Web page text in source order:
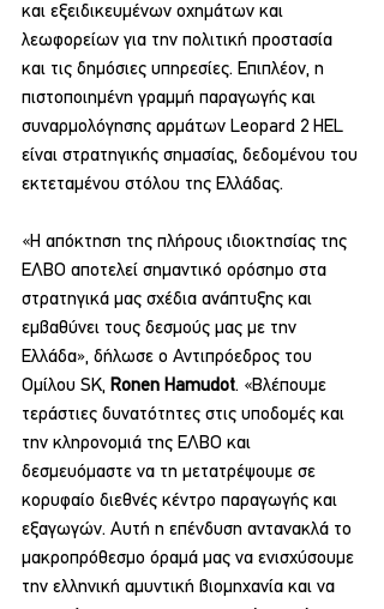
και εξειδικευμένων οχημάτων και
λεωφορείων για την πολιτική προστασία
και τις δημόσιες υπηρεσίες. Επιπλέον, η
πιστοποιημένη γραμμή παραγωγής και
συναρμολόγησης αρμάτων Leopard 2 HEL
είναι στρατηγικής σημασίας, δεδομένου του
εκτεταμένου στόλου της Ελλάδας.
«Η απόκτηση της πλήρους ιδιοκτησίας της
ΕΛΒΟ αποτελεί σημαντικό ορόσημο στα
στρατηγικά μας σχέδια ανάπτυξης και
εμβαθύνει τους δεσμούς μας με την
Ελλάδα», δήλωσε ο Αντιπρόεδρος του
Ομίλου SK, Ronen Hamudot. «Βλέπουμε
τεράστιες δυνατότητες στις υποδομές και
την κληρονομιά της ΕΛΒΟ και
δεσμευόμαστε να τη μετατρέψουμε σε
κορυφαίο διεθνές κέντρο παραγωγής και
εξαγωγών. Αυτή η επένδυση αντανακλά το
μακροπρόθεσμο όραμά μας να ενισχύσουμε
την ελληνική αμυντική βιομηχανία και να